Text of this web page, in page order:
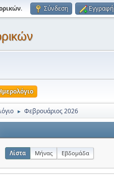
. Σύνδεση Εγγραφή
► Φεβρουάριος 2026
Λίστα Μήνας Εβδομάδα